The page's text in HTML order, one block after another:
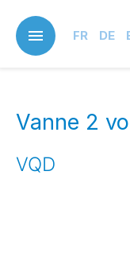
main
content
FR DE
Vanne 2
VQD